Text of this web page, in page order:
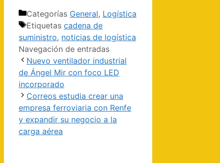
Categorías General, Logística
Etiquetas cadena de
suministro, noticias de logística
Navegación de entradas
Nuevo ventilador industrial
de Ángel Mir con foco LED
incorporado
Correos estudia crear una
empresa ferroviaria con Renfe
y expandir su negocio a la
carga aérea